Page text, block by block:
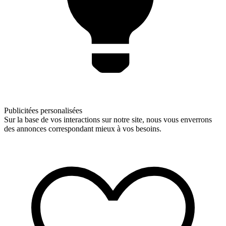
Publicitées personalisées
Sur la base de vos interactions sur notre site, nous vous enverrons
des annonces correspondant mieux à vos besoins.